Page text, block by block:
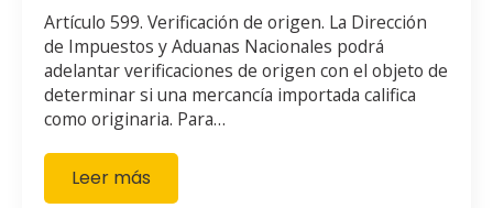
Artículo 599. Verificación de origen. La Dirección
de Impuestos y Aduanas Nacionales podrá
adelantar verificaciones de origen con el objeto de
determinar si una mercancía importada califica
como originaria. Para…
Leer más